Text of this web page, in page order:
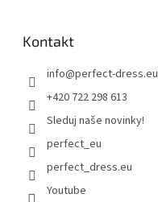
Kontakt
info@perfect-dress.eu
+420 722 298 613
Sleduj naše novinky!
perfect_eu
perfect_dress.eu
Youtube